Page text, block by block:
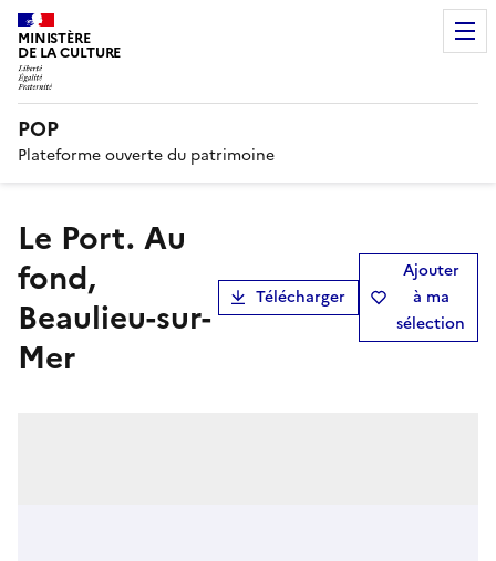
MINISTÈRE
DE LA CULTURE
POP
Plateforme ouverte du patrimoine
Le Port. Au
fond,
Beaulieu-sur-
Mer
Télécharger
Ajouter
à ma
sélection